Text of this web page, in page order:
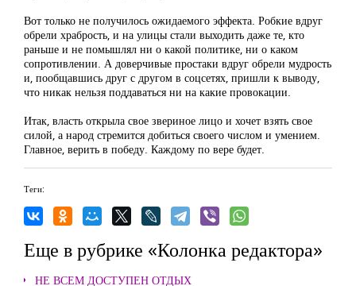
Вот только не получилось ожидаемого эффекта. Робкие вдруг
обрели храбрость, и на улицы стали выходить даже те, кто
раньше и не помышлял ни о какой политике, ни о каком
сопротивлении. А доверчивые простаки вдруг обрели мудрость
и, пообщавшись друг с другом в соцсетях, пришли к выводу,
что никак нельзя поддаваться ни на какие провокации.
Итак, власть открыла свое звериное лицо и хочет взять свое
силой, а народ стремится добиться своего числом и умением.
Главное, верить в победу. Каждому по вере будет.
Теги:
Еще в рубрике «Колонка редактора»
НЕ ВСЕМ ДОСТУПЕН ОТДЫХ